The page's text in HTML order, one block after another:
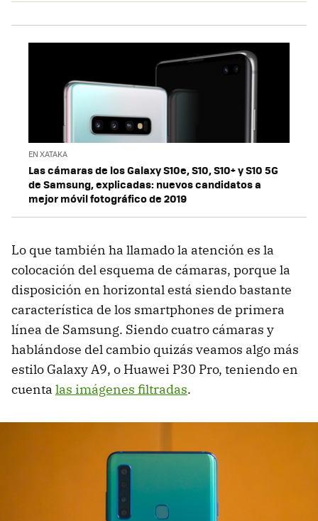
EN XATAKA
Las cámaras de los Galaxy S10e, S10, S10+ y S10 5G
de Samsung, explicadas: nuevos candidatos a
mejor móvil fotográfico de 2019
Lo que también ha llamado la atención es la
colocación del esquema de cámaras, porque la
disposición en horizontal está siendo bastante
característica de los smartphones de primera
línea de Samsung. Siendo cuatro cámaras y
hablándose del cambio quizás veamos algo más
estilo Galaxy A9, o Huawei P30 Pro, teniendo en
cuenta las imágenes filtradas.